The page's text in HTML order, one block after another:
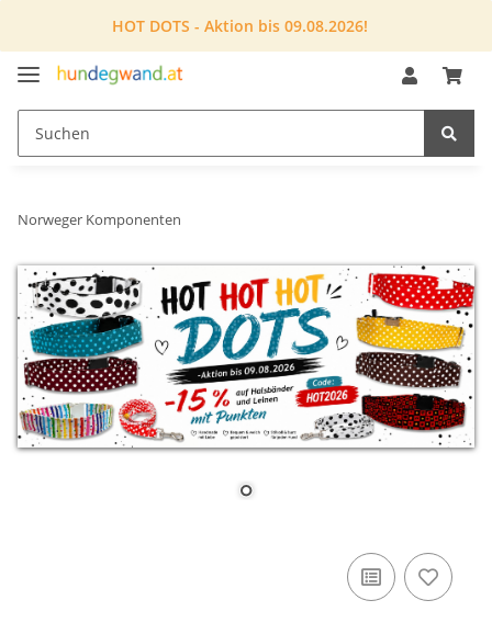
HOT DOTS - Aktion bis 09.08.2026!
Norweger Komponenten